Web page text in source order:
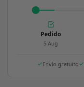
Pedido
5 Aug
Envío gratuito